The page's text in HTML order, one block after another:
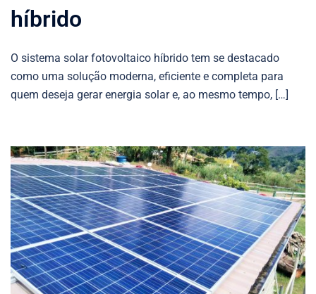
híbrido
O sistema solar fotovoltaico híbrido tem se destacado
como uma solução moderna, eficiente e completa para
quem deseja gerar energia solar e, ao mesmo tempo, […]